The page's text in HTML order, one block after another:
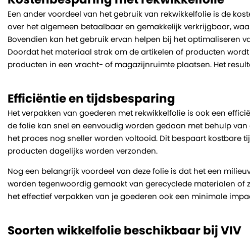
Een ander voordeel van het gebruik van rekwikkelfolie is de
over het algemeen betaalbaar en gemakkelijk verkrijgbaar,
Bovendien kan het gebruik ervan helpen bij het optimaliseren
Doordat het materiaal strak om de artikelen of producten
producten in een vracht- of magazijnruimte plaatsen. Het
Efficiëntie en tijdsbesparing
Het verpakken van goederen met rekwikkelfolie is ook een
de folie kan snel en eenvoudig worden gedaan met behulp
het proces nog sneller worden voltooid. Dit bespaart kostbare
producten dagelijks worden verzonden.
Nog een belangrijk voordeel van deze folie is dat het een
worden tegenwoordig gemaakt van gerecyclede materialen
het effectief verpakken van je goederen ook een minimale
Soorten wikkelfolie beschikbaar bij VIV